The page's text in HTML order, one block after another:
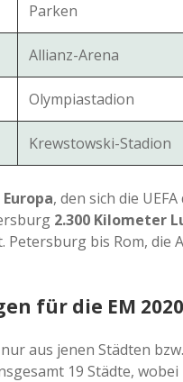
Parken
Allianz-Arena
Olympiastadion
Krewstowski-Stadion
, den sich die
2.300 Kilometer
bis Rom, die
für die EM 2020
aus jenen Städten
19 Städte,